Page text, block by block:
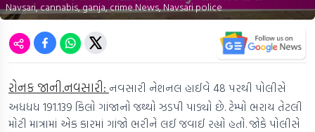
Navsari, cannabis, ganja, crime News, Navsari police
રોનક જાની.નવસારી: નવસારી નેશનલ હાઈવે 48 પરથી પોલીસે
અધધધ 191.139 કિલો ગાંજાનો જથ્થો ઝડપી પાડ્યો છે. ટેમ્પો ભરાય તેટલી
મોટી માત્રામાં એક કારમાં ગાંજો ભરીને લઈ જવાઈ રહ્યો હતો. જોકે પોલીસે